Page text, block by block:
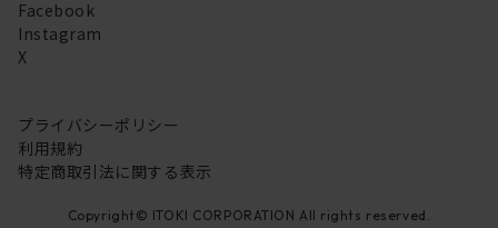
Facebook
Instagram
X
プライバシーポリシー
利用規約
特定商取引法に関する表示
Copyright© ITOKI CORPORATION All rights reserved.